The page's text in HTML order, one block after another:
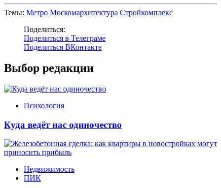
Темы: Метро Москомархитектура Стройкомплекс
Поделиться:
Поделиться в Телеграме
Поделиться ВКонтакте
Выбор редакции
Психология
Куда ведёт нас одиночество
Недвижимость
ПИК